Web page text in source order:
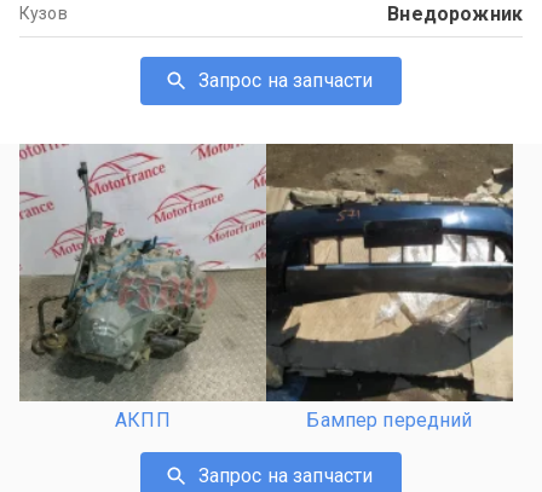
Кузов Внедорожник
Запрос на запчасти
АКПП Бампер передний
Запрос на запчасти